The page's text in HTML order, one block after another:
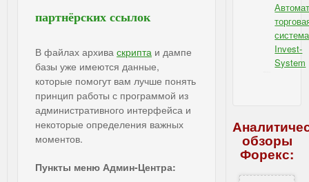
партнёрских ссылок
В файлах архива скрипта и дампе
базы уже имеются данные,
которые помогут вам лучше понять
принцип работы с программой из
административного интерфейса и
некоторые определения важных
моментов.
Пункты меню Админ-Центра:
система
Invest-
System
обзоры
Форекс: